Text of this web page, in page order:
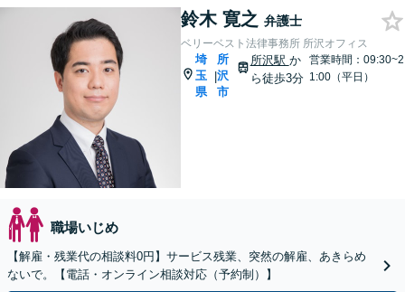
鈴木 寛之 弁護士
ベリーベスト法律事務所 所沢オフィス
埼
玉
県
|
所
沢
市
所沢駅 か
ら徒歩3分
営業時間：09:30~2
1:00（平日）
職場いじめ
【解雇・残業代の相談料0円】サービス残業、突然の解雇、あきらめ
ないで。【電話・オンライン相談対応（予約制）】